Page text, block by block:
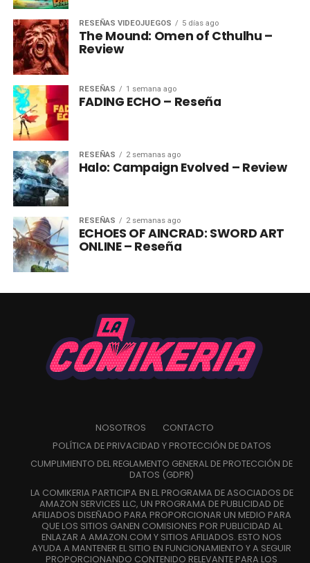
RESEÑAS VIDEOJUEGOS 5 días ago
The Mound: Omen of Cthulhu –
Review
RESEÑAS 1 semana ago
FADING ECHO – Reseña
RESEÑAS 2 semanas ago
Halo: Campaign Evolved – Review
RESEÑAS 2 semanas ago
ECHOES OF AINCRAD: SWORD ART
ONLINE – Reseña
NOSOTROS
CONTACTO
POLÍTICA DE PRIVACIDAD Y PROTECCIÓN DE DATOS
CUMPLIMIENTO DEL REGLAMENTO GENERAL DE PROTECCIÓN DE
DATOS (GDPR)
LA COMIKERIA PARTICIPA EN EL PROGRAMA DE ASOCIADOS DE
AMAZON SERVICES LLC, UN PROGRAMA DE PUBLICIDAD DE
AFILIADOS DISEÑADO PARA PROPORCIONAR UN MEDIO PARA
QUE LOS SITIOS GANEN COMISIONES POR PUBLICIDAD AL
ENLAZAR A AMAZON.COM Y SITIOS AFILIADOS. ESTO NOS
AYUDA A MANTENER EL SITIO EN FUNCIONAMIENTO Y A SEGUIR
PROPORCIONANDO CONTENIDO RELEVANTE PARA LOS